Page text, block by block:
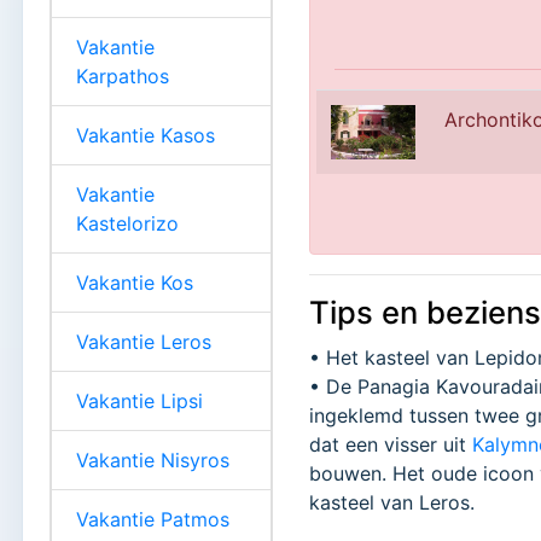
Tips en
• Het kasteel van
• De Panagia
ingeklemd tussen twee
dat een visser uit
bouwen. Het oude
kasteel van Leros.
Vakantie
Karpathos
Vakantie Kasos
Vakantie
Kastelorizo
Vakantie Kos
Vakantie Leros
Vakantie Lipsi
Vakantie Nisyros
Vakantie Patmos